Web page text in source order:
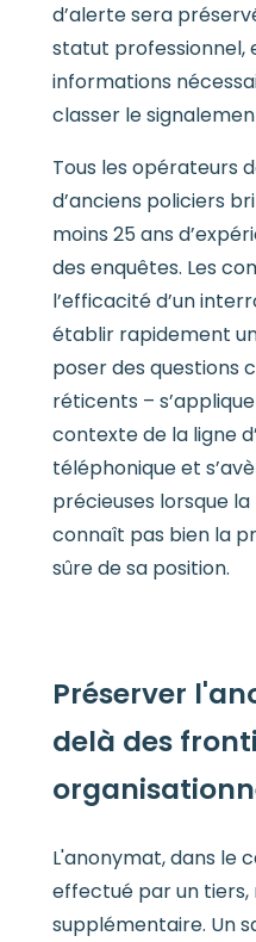
d’alerte sera
statut professionnel,
informations
classer le
Tous les opérateurs
d’anciens policiers
moins 25 ans
des enquêtes. Les
l’efficacité d’un
établir rapidement
poser des questions
réticents –
contexte de la ligne
téléphonique et
précieuses lorsque
connaît pas bien la
sûre de sa position.
Préserver
delà des
L'anonymat, dans le
effectué par un tiers,
supplémentaire. Un